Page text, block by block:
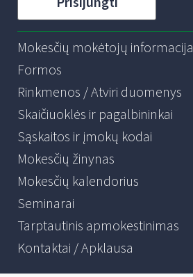
Mokesčių mokėtojų informacija
Formos
Rinkmenos / Atviri duomenys
Skaičiuoklės ir pagalbininkai
Sąskaitos ir įmokų kodai
Mokesčių žinynas
Mokesčių kalendorius
Seminarai
Tarptautinis apmokestinimas
Kontaktai / Apklausa